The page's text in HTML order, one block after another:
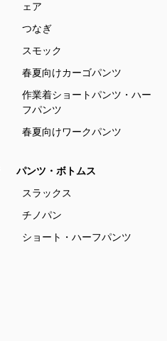
ェア
つなぎ
スモック
春夏向けカーゴパンツ
作業着ショートパンツ・ハー
フパンツ
春夏向けワークパンツ
パンツ・ボトムス
スラックス
チノパン
ショート・ハーフパンツ